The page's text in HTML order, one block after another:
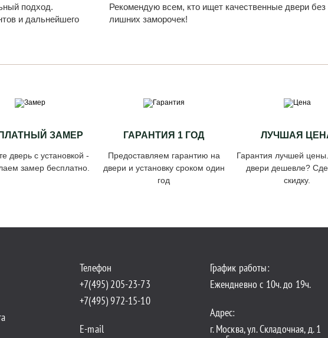
подход.
и дальнейшего
Рекомендую всем, кто ищет качественные двери без
лишних заморочек!
ЗАМЕР
дверь с установкой -
замер бесплатно.
ГАРАНТИЯ 1 ГОД
Предоставляем гарантию на
двери и установку сроком один
год
ЛУЧШАЯ
Гарантия лучшей
двери дешевле?
скидку.
Телефон
+7(495) 205-23-73
+7(495) 972-15-10
E-mail
График работы:
Ежендневно с 10ч. до 19ч.
Адрес:
г. Москва, ул. Складочная, д. 1